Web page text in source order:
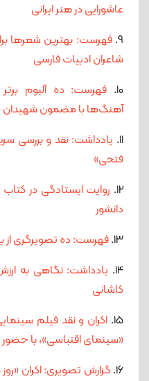
عاشورایی در هنر ایرانی
9. فهرست: بهترین شعرها
شاعران ادبیات فارسی
10.
فهرست: ده آلبوم
آهنگ‌ها با مضمون شهیدان
11. یادداشت: نقد و
فتحی»
12. روایت ایستادگی در
دانشور
13. فهرست: ده تصویرگری از
14. یادداشت: نگاهی به
کاشانی
15. اکران و نقد فیلم
«سینمای اقتباسی»، با حضور
16. گزارش تصویری: اکران